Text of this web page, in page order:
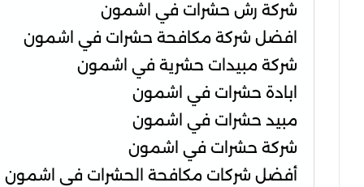
شركة رش حشرات في اشمون
افضل شركة مكافحة حشرات في اشمون
شركة مبيدات حشرية في اشمون
ابادة حشرات في اشمون
مبيد حشرات في اشمون
شركة حشرات في اشمون
أفضل شركات مكافحة الحشرات في اشمون